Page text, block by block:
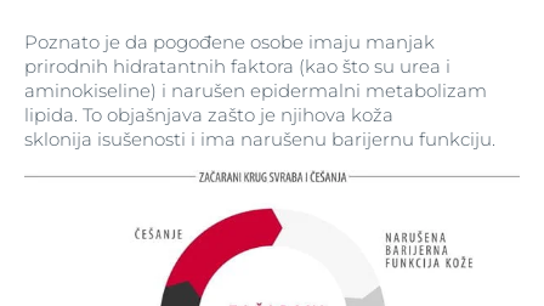
Poznato je da pogođene osobe imaju manjak
prirodnih hidratantnih faktora (kao što su urea i
aminokiseline) i narušen epidermalni metabolizam
lipida. To objašnjava zašto je njihova koža
sklonija isušenosti i ima narušenu barijernu funkciju.